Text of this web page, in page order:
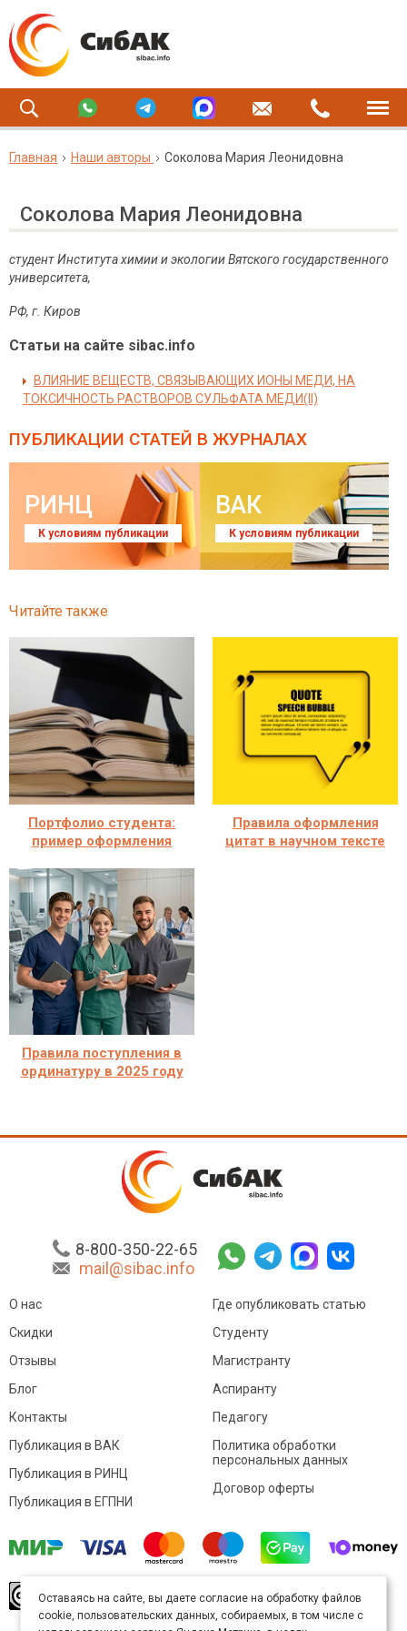
Главная Наши авторы Соколова Мария Леонидовна
Соколова Мария Леонидовна
студент Института химии и экологии Вятского государственного
университета,
РФ, г. Киров
Статьи на сайте sibac.info
ВЛИЯНИЕ ВЕЩЕСТВ, СВЯЗЫВАЮЩИХ ИОНЫ МЕДИ, НА
ТОКСИЧНОСТЬ РАСТВОРОВ СУЛЬФАТА МЕДИ(II)
ПУБЛИКАЦИИ СТАТЕЙ В ЖУРНАЛАХ
РИНЦ
К условиям публикации
ВАК
К условиям публикации
Читайте также
Портфолио студента:
пример оформления
Правила оформления
цитат в научном тексте
Правила поступления в
ординатуру в 2025 году
8-800-350-22-65
mail@sibac.info
О нас
Скидки
Отзывы
Блог
Контакты
Где опубликовать статью
Студенту
Магистранту
Аспиранту
Педагогу
Публикация в ВАК
Публикация в РИНЦ
Публикация в ЕГПНИ
Политика обработки
персональных данных
Договор оферты
произведение доступно полицензии Creative
Commons «Attribution» («Атрибуция») 4.0
Оставаясь на сайте, вы даете согласие на обработку файлов
cookie, пользовательских данных, собираемых, в том числе с